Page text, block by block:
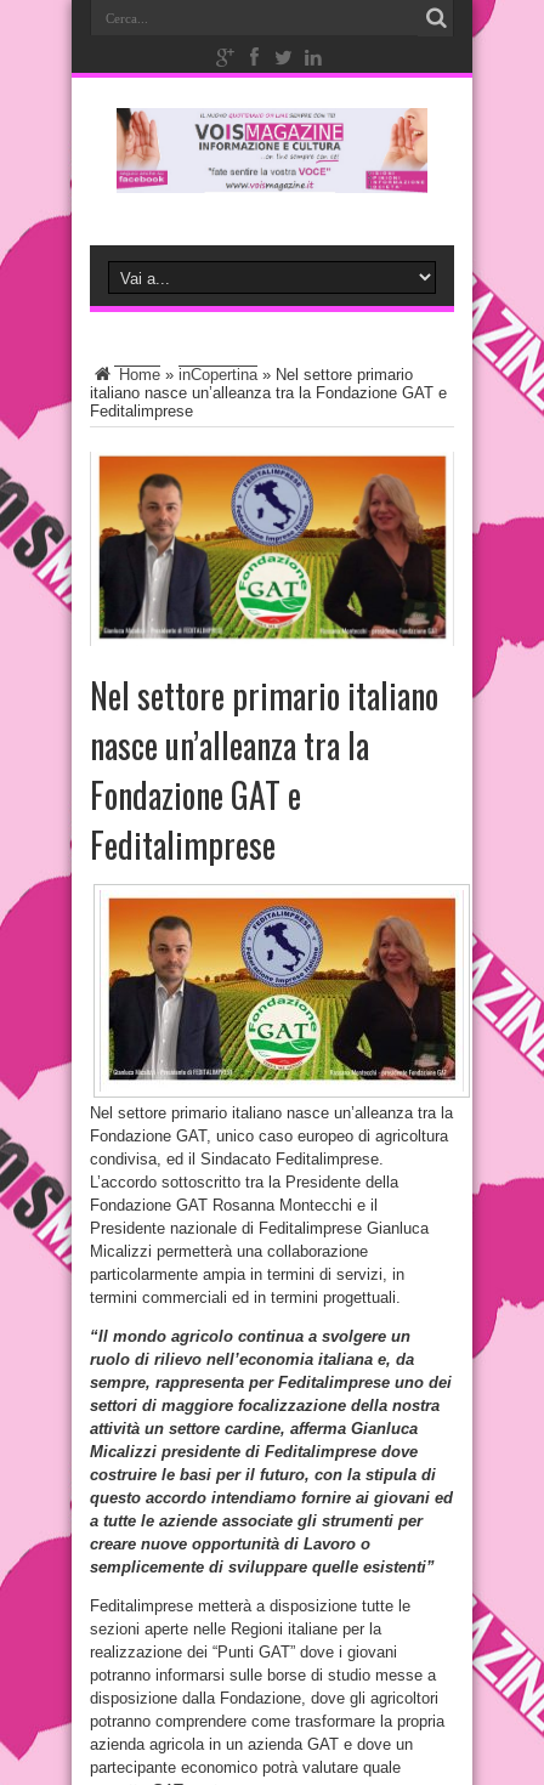
Home » inCopertina » Nel settore primario
italiano nasce un’alleanza tra la Fondazione GAT e
Feditalimprese
Nel settore primario italiano
nasce un’alleanza tra la
Fondazione GAT e
Feditalimprese
Nel settore primario italiano nasce un’alleanza tra la
Fondazione GAT, unico caso europeo di agricoltura
condivisa, ed il Sindacato Feditalimprese.
L’accordo sottoscritto tra la Presidente della
Fondazione GAT Rosanna Montecchi e il
Presidente nazionale di Feditalimprese Gianluca
Micalizzi permetterà una collaborazione
particolarmente ampia in termini di servizi, in
termini commerciali ed in termini progettuali.
“Il mondo agricolo continua a svolgere un
ruolo di rilievo nell’economia italiana e, da
sempre, rappresenta per Feditalimprese uno dei
settori di maggiore focalizzazione della nostra
attività un settore cardine, afferma Gianluca
Micalizzi presidente di Feditalimprese dove
costruire le basi per il futuro, con la stipula di
questo accordo intendiamo fornire ai giovani ed
a tutte le aziende associate gli strumenti per
creare nuove opportunità di Lavoro o
semplicemente di sviluppare quelle esistenti”
Feditalimprese metterà a disposizione tutte le
sezioni aperte nelle Regioni italiane per la
realizzazione dei “Punti GAT” dove i giovani
potranno informarsi sulle borse di studio messe a
disposizione dalla Fondazione, dove gli agricoltori
potranno comprendere come trasformare la propria
azienda agricola in un azienda GAT e dove un
partecipante economico potrà valutare quale